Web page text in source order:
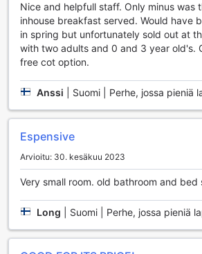
Champion Hotelin mukavuuspalvelut
Champion Hotel tarjoaa asiakkailleen
mukavuuspalveluja, jotka tekevät
vaivattoman. Hotellissa on turvalliset
säilyttää arvotavaroitasi huoletta.
saatavilla kaikissa huoneissa sekä
voit helposti pysyä yhteydessä ystäviisi
hoitaa työasioita. Erityisesti
oleskelustaan mukavasti omilla
Lisäksi Champion Hotel tarjoaa käteviä
pikasiirron sisään- ja uloskirjautumiseen,
saapumisesta ja lähtemisestä nopeaa
Matkatavaroiden säilytysmahdollisuus
joten voit tutustua Singaporeen ilman
Nice and helpfull staff. Only minus was
inhouse breakfast served. Would have
in spring but unfortunately sold out at
with two adults and 0 and 3 year old's.
free cot option.
Anssi Suomi | Perhe, jossa pieniä
Espensive
Arvioitu: 30. kesäkuu 2023
Very small room. old bathroom and bed
Long Suomi | Perhe, jossa pieniä